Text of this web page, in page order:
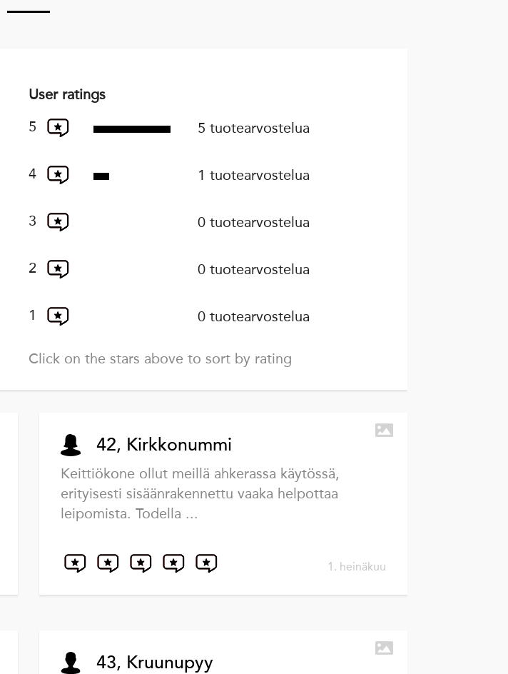
User ratings
5
5 tuotearvostelua
4 1 tuotearvostelua
3 0 tuotearvostelua
2 0 tuotearvostelua
1 0 tuotearvostelua
Click on the stars above to sort by rating
42, Kirkkonummi
Keittiökone ollut meillä ahkerassa käytössä,
erityisesti sisäänrakennettu vaaka helpottaa
leipomista. Todella ...
1. heinäkuu
43, Kruunupyy